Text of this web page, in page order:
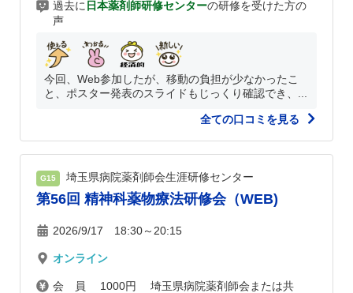
過去に 日本薬剤師研修センターの研修を受けた方の
声
今回、Web参加したが、移動の負担が少なかったこ
と、ポスター発表のスライドもじっくり確認でき、...
全ての口コミを見る
G15 埼玉県病院薬剤師会生涯研修センター
第56回 精神科薬物療法研修会（WEB)
2026/9/17 18:30～20:15
オンライン
会 員 1000円 埼玉県病院薬剤師会または共